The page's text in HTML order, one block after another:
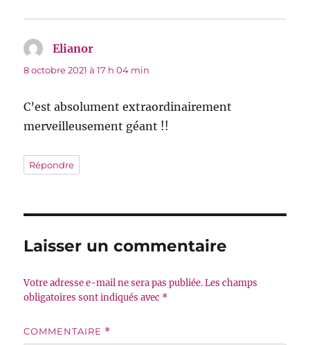
Elianor
8 octobre 2021 à 17 h 04 min
C’est absolument extraordinairement
merveilleusement géant !!
Répondre
Laisser un commentaire
Votre adresse e-mail ne sera pas publiée. Les champs
obligatoires sont indiqués avec *
COMMENTAIRE *